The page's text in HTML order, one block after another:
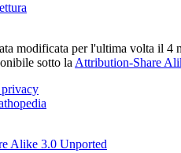
modificata per l'ultima volta il 4
sotto la Attribution-Share